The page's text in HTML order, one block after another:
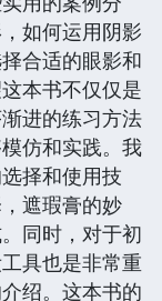
如何运用阴影
合适的眼影和
本书不仅仅是
进的练习方法
仿和实践。我
择和使用技
遮瑕膏的妙
同时，对于初
具也是非常重
绍。这本书的